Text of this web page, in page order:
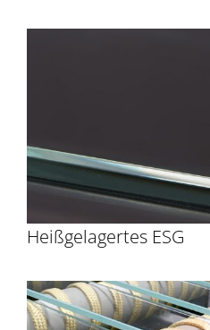
Heißgelagertes ESG